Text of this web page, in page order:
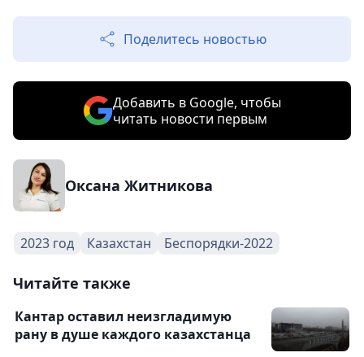
Поделитесь новостью
Добавить в Google, чтобы
читать новости первым
Оксана Житникова
2023 год Казахстан Беспорядки-2022
Читайте также
Кантар оставил неизгладимую
рану в душе каждого казахстанца